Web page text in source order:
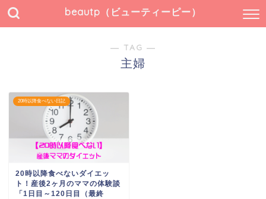
beautp（ビューティーピー）
― TAG ―
主婦
20時以降食べない日記
20時以降食べないダイエッ
ト！産後2ヶ月のママの体験談
「1日目～120日目（最終